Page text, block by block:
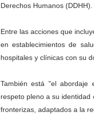
Venezuela
Mérida
Complejo
Arnaldo
Derechos Humanos (DDHH).
Entre las acciones que
en establecimientos de
hospitales y clínicas con su
También está "el abordaje
respeto pleno a su
fronterizas, adaptados a la